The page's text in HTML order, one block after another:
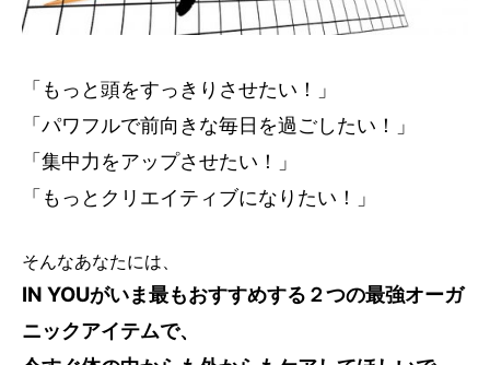
「もっと頭をすっきりさせたい！」
「パワフルで前向きな毎日を過ごしたい！」
「集中力をアップさせたい！」
「もっとクリエイティブになりたい！」
そんなあなたには、
IN YOUがいま最もおすすめする２つの最強オーガ
ニックアイテムで、